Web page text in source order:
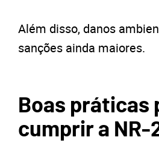
Além disso, danos
sanções ainda maiores.
Boas práticas
cumprir a NR-